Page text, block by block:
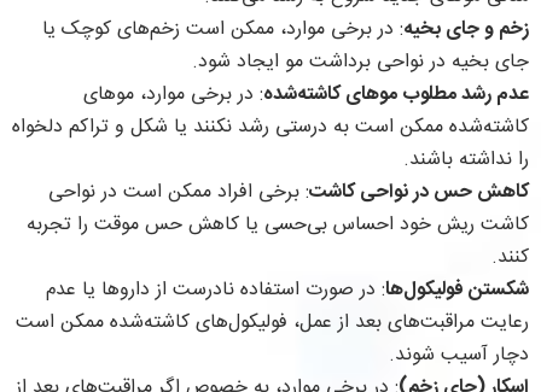
زخم و جای بخیه: در برخی موارد، ممکن است زخم‌های کوچک یا
جای بخیه در نواحی برداشت مو ایجاد شود.
عدم رشد مطلوب موهای کاشته‌شده: در برخی موارد، موهای
کاشته‌شده ممکن است به درستی رشد نکنند یا شکل و تراکم دلخواه
را نداشته باشند.
کاهش حس در نواحی کاشت: برخی افراد ممکن است در نواحی
کاشت ریش خود احساس بی‌حسی یا کاهش حس موقت را تجربه
کنند.
شکستن فولیکول‌ها: در صورت استفاده نادرست از داروها یا عدم
رعایت مراقبت‌های بعد از عمل، فولیکول‌های کاشته‌شده ممکن است
دچار آسیب شوند.